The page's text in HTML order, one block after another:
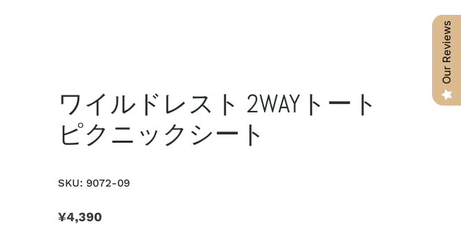
ワイルドレスト 2WAYトート
ピクニックシート
SKU: 9072-09
¥4,390
Our Reviews